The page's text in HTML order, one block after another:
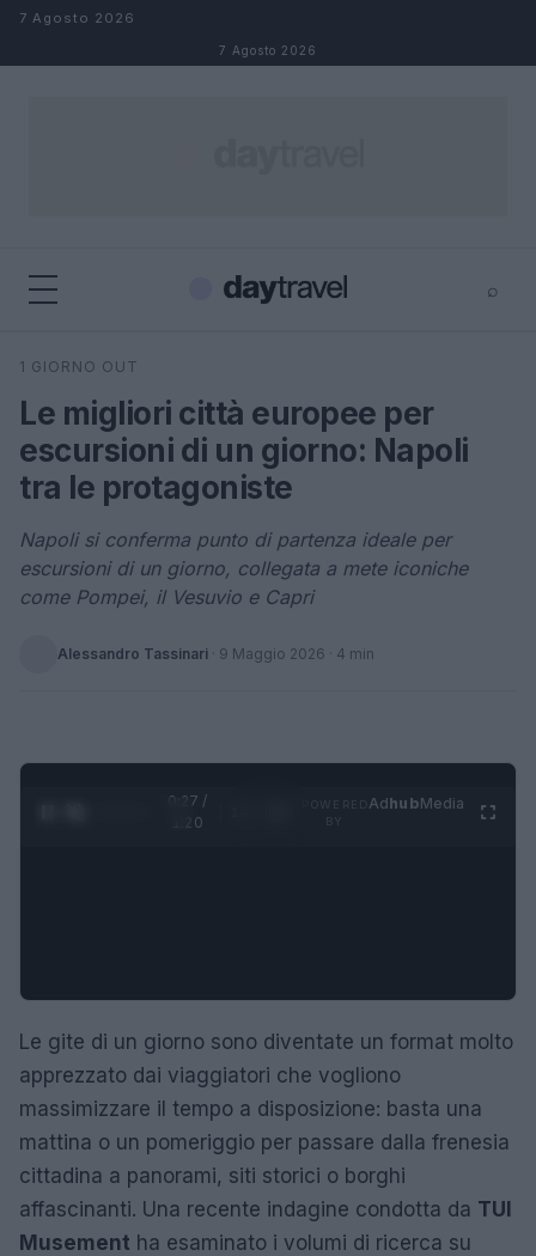
Salta al contenuto
7 Agosto 2026
7 Agosto 2026
⌕
Cerca
1 GIORNO OUT
Le migliori città europee per
escursioni di un giorno: Napoli
tra le protagoniste
Napoli si conferma punto di partenza ideale per
escursioni di un giorno, collegata a mete iconiche
come Pompei, il Vesuvio e Capri
Alessandro Tassinari · 9 Maggio 2026 · 4 min
0:28 /
1:20
AdhubMedia
Le gite di un giorno sono diventate un format molto
apprezzato dai viaggiatori che vogliono
massimizzare il tempo a disposizione: basta una
mattina o un pomeriggio per passare dalla frenesia
cittadina a panorami, siti storici o borghi
affascinanti. Una recente indagine condotta da TUI
Musement ha esaminato i volumi di ricerca su